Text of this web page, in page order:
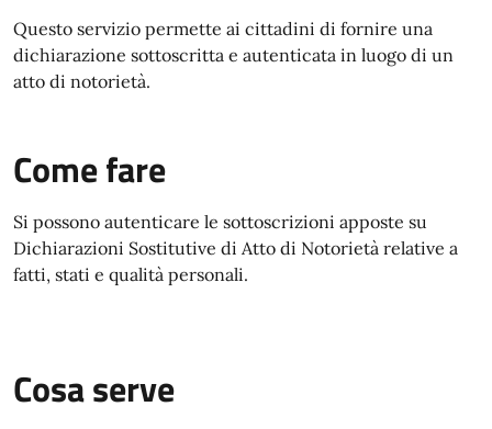
Questo servizio permette ai cittadini di fornire una
dichiarazione sottoscritta e autenticata in luogo di un
atto di notorietà.
Come fare
Si possono autenticare le sottoscrizioni apposte su
Dichiarazioni Sostitutive di Atto di Notorietà relative a
fatti, stati e qualità personali.
Cosa serve